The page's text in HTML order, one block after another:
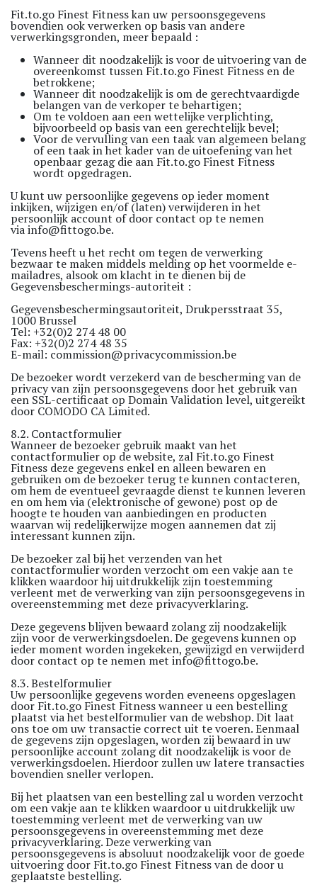
Fit.to.go Finest Fitness kan uw persoonsgegevens
bovendien ook verwerken op basis van andere
verwerkingsgronden, meer bepaald :
Wanneer dit noodzakelijk is voor de uitvoering van de
overeenkomst tussen Fit.to.go Finest Fitness en de
betrokkene;
Wanneer dit noodzakelijk is om de gerechtvaardigde
belangen van de verkoper te behartigen;
Om te voldoen aan een wettelijke verplichting,
bijvoorbeeld op basis van een gerechtelijk bevel;
Voor de vervulling van een taak van algemeen belang
of een taak in het kader van de uitoefening van het
openbaar gezag die aan Fit.to.go Finest Fitness
wordt opgedragen.
U kunt uw persoonlijke gegevens op ieder moment
inkijken, wijzigen en/of (laten) verwijderen in het
persoonlijk account of door contact op te nemen
viainfo@fittogo.be.
Tevens heeft u het recht om tegen de verwerking
bezwaar te maken middels melding op het voormelde e-
mailadres, alsook om klacht in te dienen bij de
Gegevensbeschermings-autoriteit :
Gegevensbeschermingsautoriteit, Drukpersstraat 35,
1000 Brussel
Tel: +32(0)2 274 48 00
Fax: +32(0)2 274 48 35
E-mail: commission@privacycommission.be
De bezoeker wordt verzekerd van de bescherming van de
privacy van zijn persoonsgegevens door het gebruik van
een SSL-certificaat op Domain Validation level, uitgereikt
door COMODO CA Limited.
8.2. Contactformulier
Wanneer de bezoeker gebruik maakt van het
contactformulier op de website, zal Fit.to.go Finest
Fitness deze gegevens enkel en alleen bewaren en
gebruiken om de bezoeker terug te kunnen contacteren,
om hem de eventueel gevraagde dienst te kunnen leveren
en om hem via (elektronische of gewone) post op de
hoogte te houden van aanbiedingen en producten
waarvan wij redelijkerwijze mogen aannemen dat zij
interessant kunnen zijn.
De bezoeker zal bij het verzenden van het
contactformulier worden verzocht om een vakje aan te
klikken waardoor hij uitdrukkelijk zijn toestemming
verleent met de verwerking van zijn persoonsgegevens in
overeenstemming met deze privacyverklaring.
Deze gegevens blijven bewaard zolang zij noodzakelijk
zijn voor de verwerkingsdoelen. De gegevens kunnen op
ieder moment worden ingekeken, gewijzigd en verwijderd
door contact op te nemen met info@fittogo.be.
8.3. Bestelformulier
Uw persoonlijke gegevens worden eveneens opgeslagen
door Fit.to.go Finest Fitness wanneer u een bestelling
plaatst via het bestelformulier van de webshop. Dit laat
ons toe om uw transactie correct uit te voeren. Eenmaal
de gegevens zijn opgeslagen, worden zij bewaard in uw
persoonlijke account zolang dit noodzakelijk is voor de
verwerkingsdoelen. Hierdoor zullen uw latere transacties
bovendien sneller verlopen.
Bij het plaatsen van een bestelling zal u worden verzocht
om een vakje aan te klikken waardoor u uitdrukkelijk uw
toestemming verleent met de verwerking van uw
persoonsgegevens in overeenstemming met deze
privacyverklaring. Deze verwerking van
persoonsgegevens is absoluut noodzakelijk voor de goede
uitvoering door Fit.to.go Finest Fitness van de door u
geplaatste bestelling.